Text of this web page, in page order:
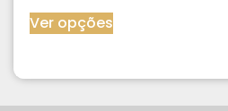
Ver opções